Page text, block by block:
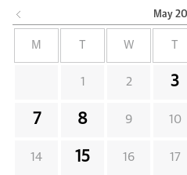
May
M W
1 2 3
7 8 9 10
14 15 16 17